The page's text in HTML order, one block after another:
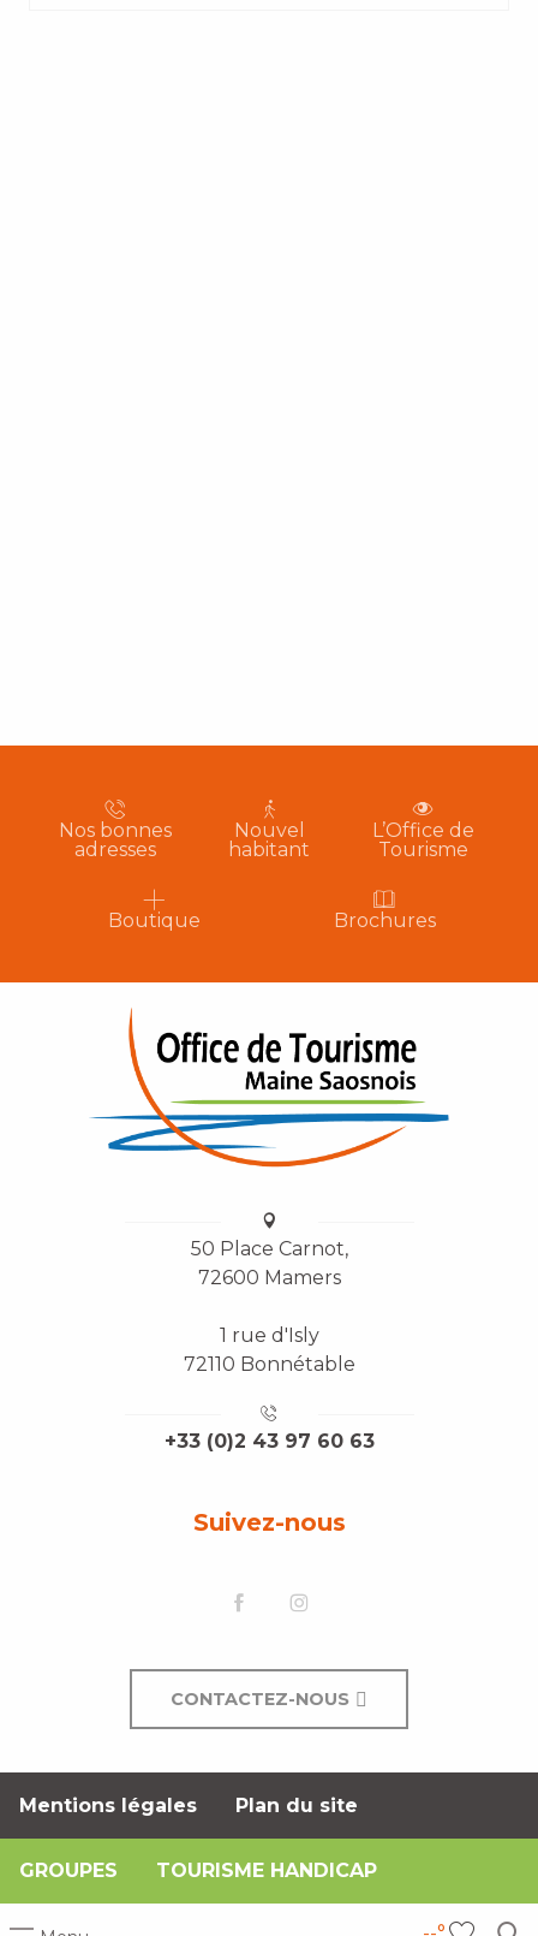
Nos bonnes
adresses
Nouvel
habitant
L’Office de
Tourisme
Boutique Brochures
50 Place Carnot,
72600 Mamers
1 rue d'Isly
72110 Bonnétable
+33 (0)2 43 97 60 63
Suivez-nous
CONTACTEZ-NOUS
Mentions légales Plan du site
GROUPES TOURISME HANDICAP